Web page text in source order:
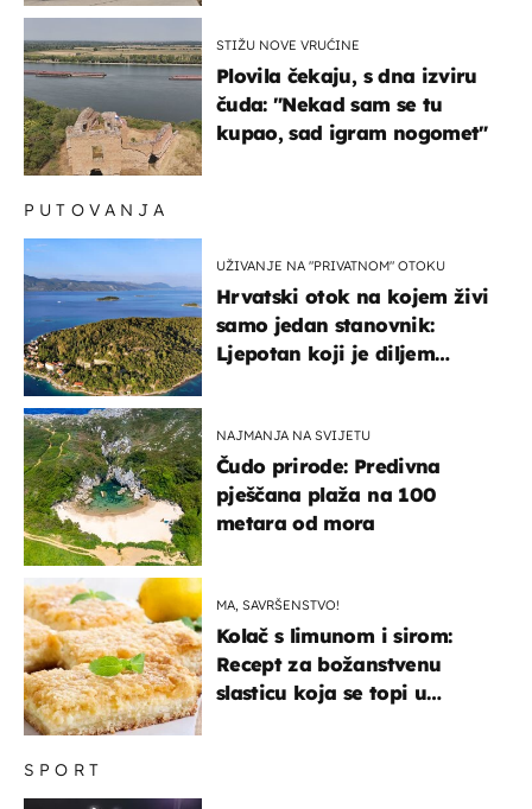
STIŽU NOVE VRUĆINE
Plovila čekaju, s dna izviru
čuda: "Nekad sam se tu
kupao, sad igram nogomet"
SPORT
PUTOVANJA
UŽIVANJE NA "PRIVATNOM" OTOKU
Hrvatski otok na kojem živi
samo jedan stanovnik:
Ljepotan koji je diljem
NAJMANJA NA SVIJETU
Čudo prirode: Predivna
pješčana plaža na 100
metara od mora
MA, SAVRŠENSTVO!
Kolač s limunom i sirom:
Recept za božanstvenu
slasticu koja se topi u